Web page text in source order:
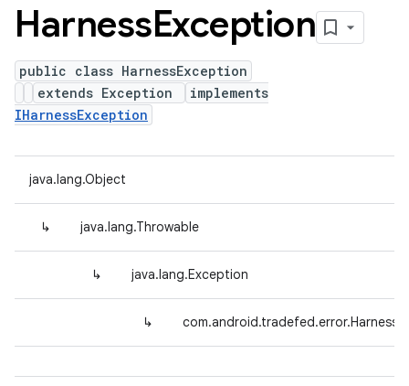
HarnessException
public class HarnessException
extends Exception
implements
IHarnessException
java.lang.Object
↳ java.lang.Throwable
↳ java.lang.Exception
↳